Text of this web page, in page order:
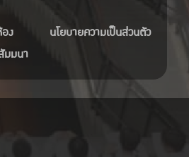
ง
มมนา
นโยบายความเป็นส่วนตัว